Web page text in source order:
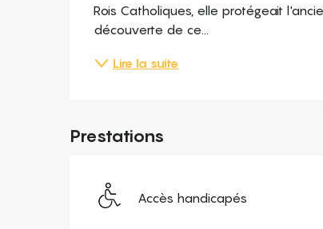
Rois Catholiques, elle protégeait
découverte de ce...
Lire la suite
Prestations
Accès handicapés